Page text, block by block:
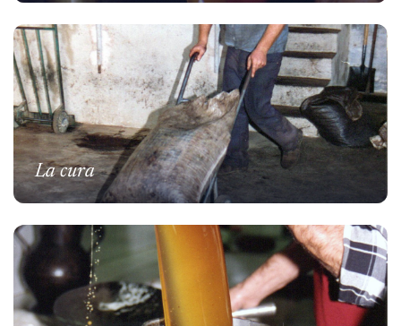
La cura